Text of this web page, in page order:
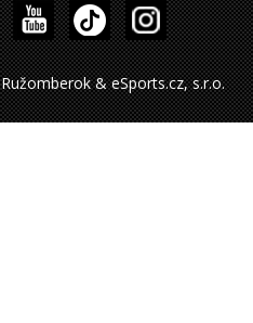
& eSports.cz, s.r.o.